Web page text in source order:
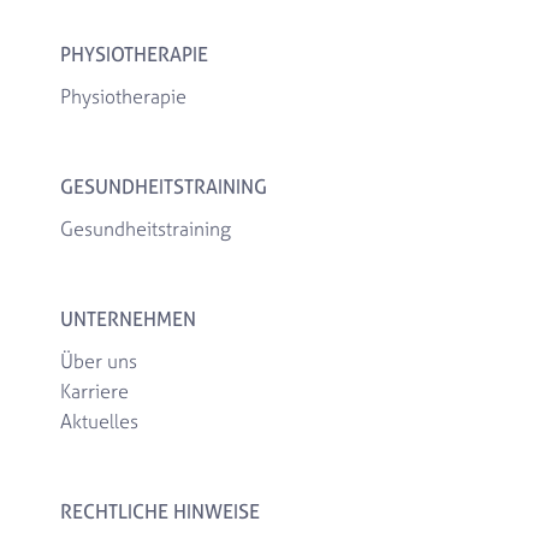
PHYSIOTHERAPIE
Physiotherapie
GESUNDHEITSTRAINING
Gesundheitstraining
UNTERNEHMEN
Über uns
Karriere
Aktuelles
RECHTLICHE HINWEISE